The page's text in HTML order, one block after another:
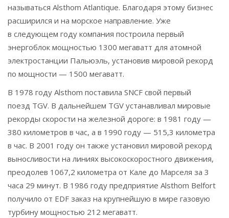
называться Alsthom Atlantique. Благодаря этому бизнес
расширился и на морское направление. Уже
в следующем году компания построила первый
энергоблок мощностью 1300 мегаватт для атомной
электростанции Пальюэль, установив мировой рекорд
по мощности — 1500 мегаватт.
В 1978 году Alsthom поставила SNCF свой первый
поезд TGV. В дальнейшем TGV устанавливал мировые
рекорды скорости на железной дороге: в 1981 году —
380 километров в час, а в 1990 году — 515,3 километра
в час. В 2001 году он также установил мировой рекорд
выносливости на линиях высокоскоростного движения,
преодолев 1067,2 километра от Кале до Марселя за 3
часа 29 минут. В 1986 году предприятие Alsthom Belfort
получило от EDF заказ на крупнейшую в мире газовую
турбину мощностью 212 мегаватт.